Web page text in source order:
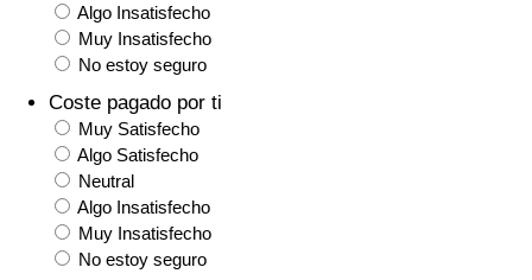
Algo Insatisfecho
Muy Insatisfecho
No estoy seguro
Coste pagado por ti
Muy Satisfecho
Algo Satisfecho
Neutral
Algo Insatisfecho
Muy Insatisfecho
No estoy seguro